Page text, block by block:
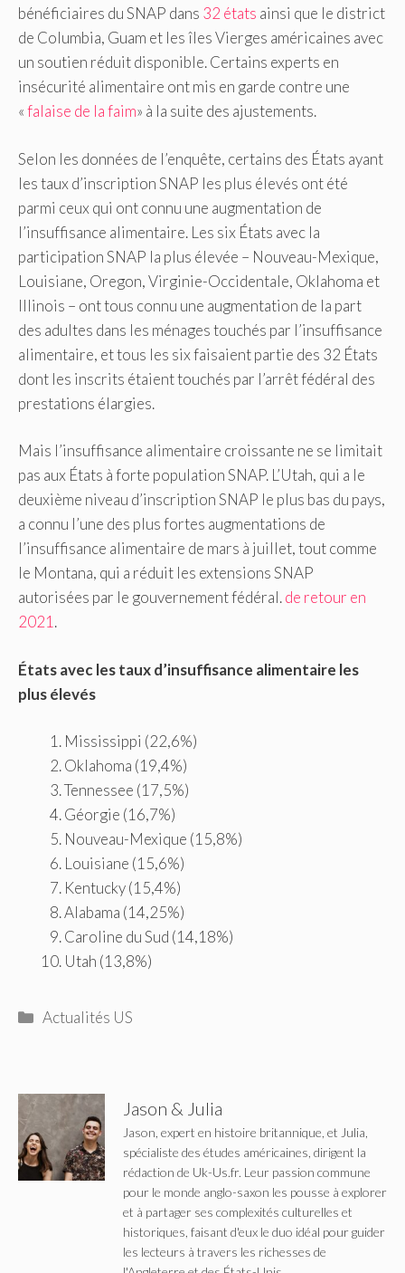
bénéficiaires du SNAP dans 32 états ainsi que le district
de Columbia, Guam et les îles Vierges américaines avec
un soutien réduit disponible. Certains experts en
insécurité alimentaire ont mis en garde contre une
«falaise de la faim» à la suite des ajustements.
Selon les données de l’enquête, certains des États ayant
les taux d’inscription SNAP les plus élevés ont été
parmi ceux qui ont connu une augmentation de
l’insuffisance alimentaire. Les six États avec la
participation SNAP la plus élevée – Nouveau-Mexique,
Louisiane, Oregon, Virginie-Occidentale, Oklahoma et
Illinois – ont tous connu une augmentation de la part
des adultes dans les ménages touchés par l’insuffisance
alimentaire, et tous les six faisaient partie des 32 États
dont les inscrits étaient touchés par l’arrêt fédéral des
prestations élargies.
Mais l’insuffisance alimentaire croissante ne se limitait
pas aux États à forte population SNAP. L’Utah, qui a le
deuxième niveau d’inscription SNAP le plus bas du pays,
a connu l’une des plus fortes augmentations de
l’insuffisance alimentaire de mars à juillet, tout comme
le Montana, qui a réduit les extensions SNAP
autorisées par le gouvernement fédéral.de retour en
2021.
États avec les taux d’insuffisance alimentaire les
plus élevés
Mississippi (22,6%)
Oklahoma (19,4%)
Tennessee (17,5%)
Géorgie (16,7%)
Nouveau-Mexique (15,8%)
Louisiane (15,6%)
Kentucky (15,4%)
Alabama (14,25%)
Caroline du Sud (14,18%)
Utah (13,8%)
Catégories
Actualités US
Jason & Julia
Jason, expert en histoire britannique, et Julia,
spécialiste des études américaines, dirigent la
rédaction de Uk-Us.fr. Leur passion commune
pour le monde anglo-saxon les pousse à explorer
et à partager ses complexités culturelles et
historiques, faisant d'eux le duo idéal pour guider
les lecteurs à travers les richesses de